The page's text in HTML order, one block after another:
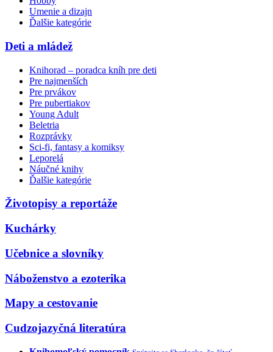
Umenie a dizajn
Ďalšie kategórie
Deti a mládež
Knihorad – poradca kníh pre deti
Pre najmenších
Pre prvákov
Pre pubertiakov
Young Adult
Beletria
Rozprávky
Sci-fi, fantasy a komiksy
Leporelá
Náučné knihy
Ďalšie kategórie
Životopisy a reportáže
Kuchárky
Učebnice a slovníky
Náboženstvo a ezoterika
Mapy a cestovanie
Cudzojazyčná literatúra